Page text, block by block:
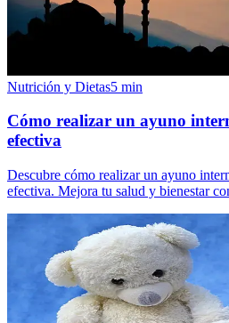
Nutrición y Dietas5 min
Cómo realizar un ayuno
efectiva
Descubre cómo realizar un ayuno
efectiva. Mejora tu salud y bienestar